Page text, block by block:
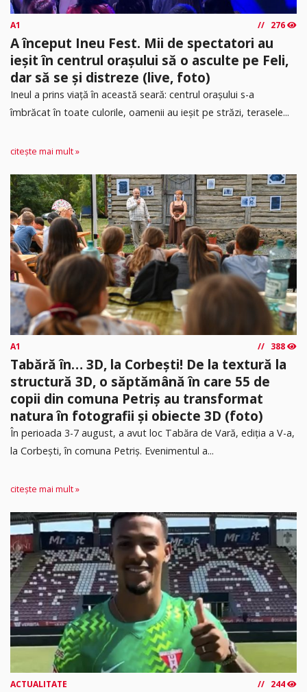
A1 276
A început Ineu Fest. Mii de spectatori au
ieșit în centrul orașului să o asculte pe Feli,
dar să se și distreze (live, foto)
Ineul a prins viață în această seară: centrul orașului s-a
îmbrăcat în toate culorile, oamenii au ieșit pe străzi, terasele...
citește mai mult »
A1 388
Tabără în… 3D, la Corbești! De la textură la
structură 3D, o săptămână în care 55 de
copii din comuna Petriș au transformat
natura în fotografii și obiecte 3D (foto)
În perioada 3-7 august, a avut loc Tabăra de Vară, ediția a V-a,
la Corbești, în comuna Petriș. Evenimentul a...
citește mai mult »
ACTUALITATE 244